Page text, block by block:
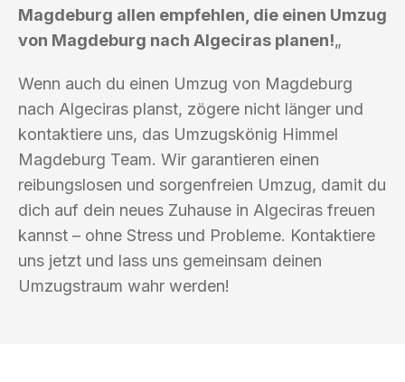
Magdeburg allen empfehlen, die einen Umzug
von Magdeburg nach Algeciras planen!„
Wenn auch du einen Umzug von Magdeburg
nach Algeciras planst, zögere nicht länger und
kontaktiere uns, das Umzugskönig Himmel
Magdeburg Team. Wir garantieren einen
reibungslosen und sorgenfreien Umzug, damit du
dich auf dein neues Zuhause in Algeciras freuen
kannst – ohne Stress und Probleme. Kontaktiere
uns jetzt und lass uns gemeinsam deinen
Umzugstraum wahr werden!